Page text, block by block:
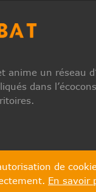
de
En savoir
anime un réseau
dans